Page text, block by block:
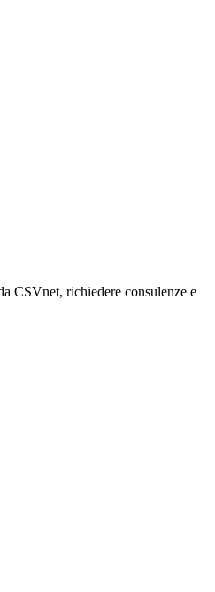
CSVnet, richiedere consulenze e